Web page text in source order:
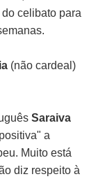
celibato para
(não cardeal)
Saraiva
a
Muito está
diz respeito à